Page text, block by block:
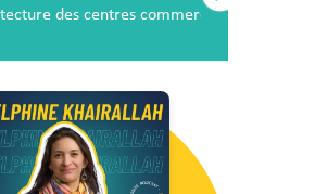
des centres commerciaux de demain